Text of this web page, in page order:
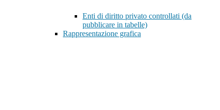
Enti di diritto privato controllati (da
pubblicare in tabelle)
Rappresentazione grafica